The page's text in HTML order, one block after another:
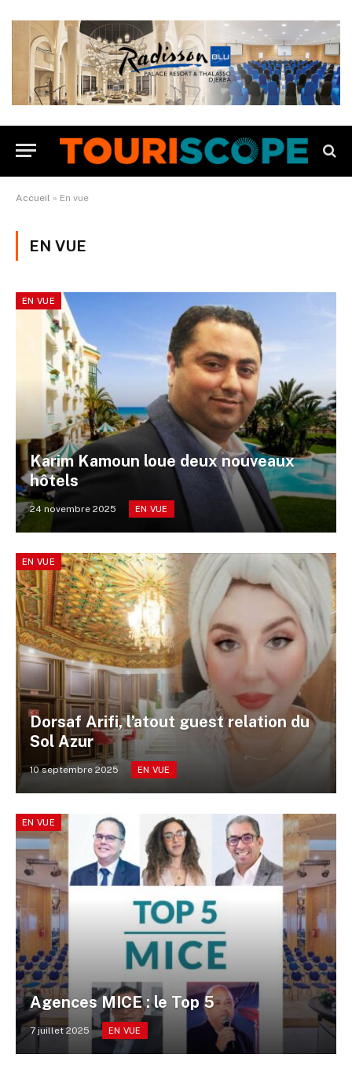
Accueil » En vue
EN VUE
EN VUE
Karim Kamoun loue deux nouveaux
hôtels
24 novembre 2025 EN VUE
EN VUE
Dorsaf Arifi, l’atout guest relation du
Sol Azur
10 septembre 2025 EN VUE
EN VUE
Agences MICE : le Top 5
7 juillet 2025 EN VUE